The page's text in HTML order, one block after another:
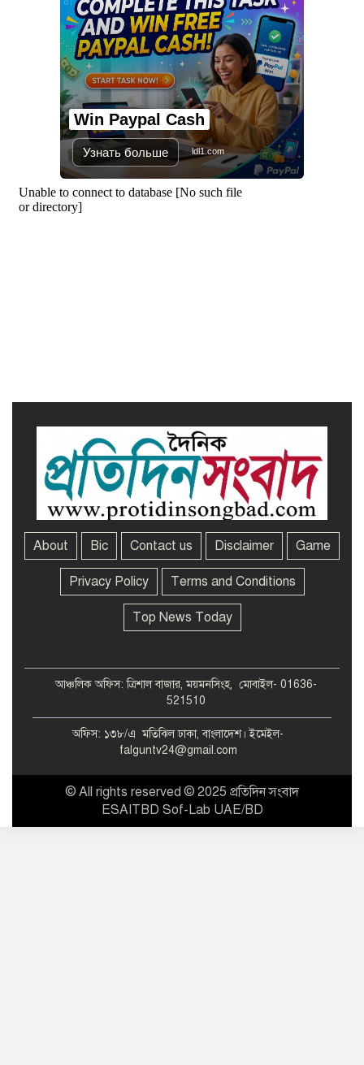
মালয়েশিয়ায় সহকর্মীদের সংঘর্ষে ৩
বাংলাদেশি নিহত, গ্রেপ্তার ১
শহীদের আত্মত্যাগে গড়া জাতীয় ঐক্য
রক্ষা করতে হবে : প্রধানমন্ত্রী
সাভারে এমপি ও তাঁর স্ত্রীকে
Win Paypal Cash
Узнать больше ldl1.com
About Bic Contact us Disclaimer Game
Privacy Policy Terms and Conditions
Top News Today
আঞ্চলিক অফিস: ত্রিশাল বাজার, ময়মনসিংহ, মোবাইল- 01636-
521510
অফিস: ১৩৮/এ মতিঝিল ঢাকা, বাংলাদেশ। ইমেইল-
falguntv24@gmail.com
© All rights reserved © 2025 প্রতিদিন সংবাদ
ESAITBD Sof-Lab UAE/BD